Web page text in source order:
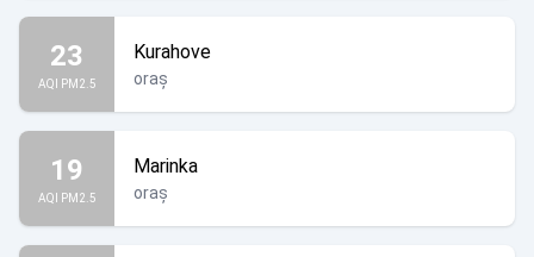
23
AQI PM2.5
Kurahove
oraș
19
AQI PM2.5
Marinka
oraș